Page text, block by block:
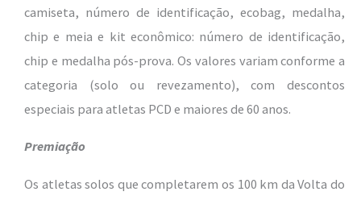
camiseta, número de identificação, ecobag, medalha,
chip e meia e kit econômico: número de identificação,
chip e medalha pós-prova. Os valores variam conforme a
categoria (solo ou revezamento), com descontos
especiais para atletas PCD e maiores de 60 anos.
Premiação
Os atletas solos que completarem os 100 km da Volta do